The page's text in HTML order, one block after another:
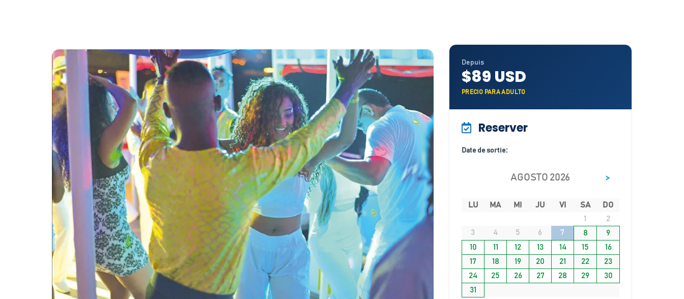
Depuis
$89 USD
PRECIO PARA ADULTO
Reserver
Date de sortie:
AGOSTO 2026 >
LU MA MI JU VI SA
DO
1
2
3
4 5 6 7 8
9
10
11 12 13 14 15
16
17
18 19 20 21 22
23
24
25 26 27 28 29
30
31